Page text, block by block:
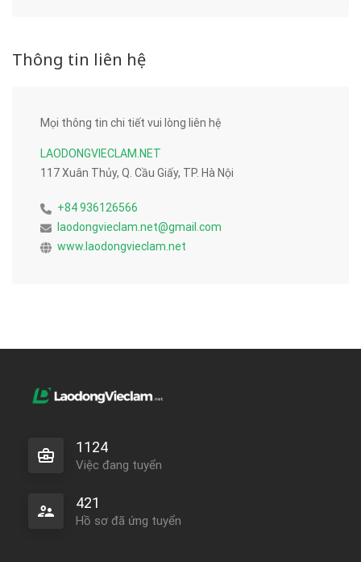
Thông tin liên hệ
Mọi thông tin chi tiết vui lòng liên hệ
LAODONGVIECLAM.NET
117 Xuân Thủy, Q. Cầu Giấy, TP. Hà Nội
+84 936126566
laodongvieclam.net@gmail.com
www.laodongvieclam.net
1124
Việc đang tuyển
421
Hồ sơ đã ứng tuyển